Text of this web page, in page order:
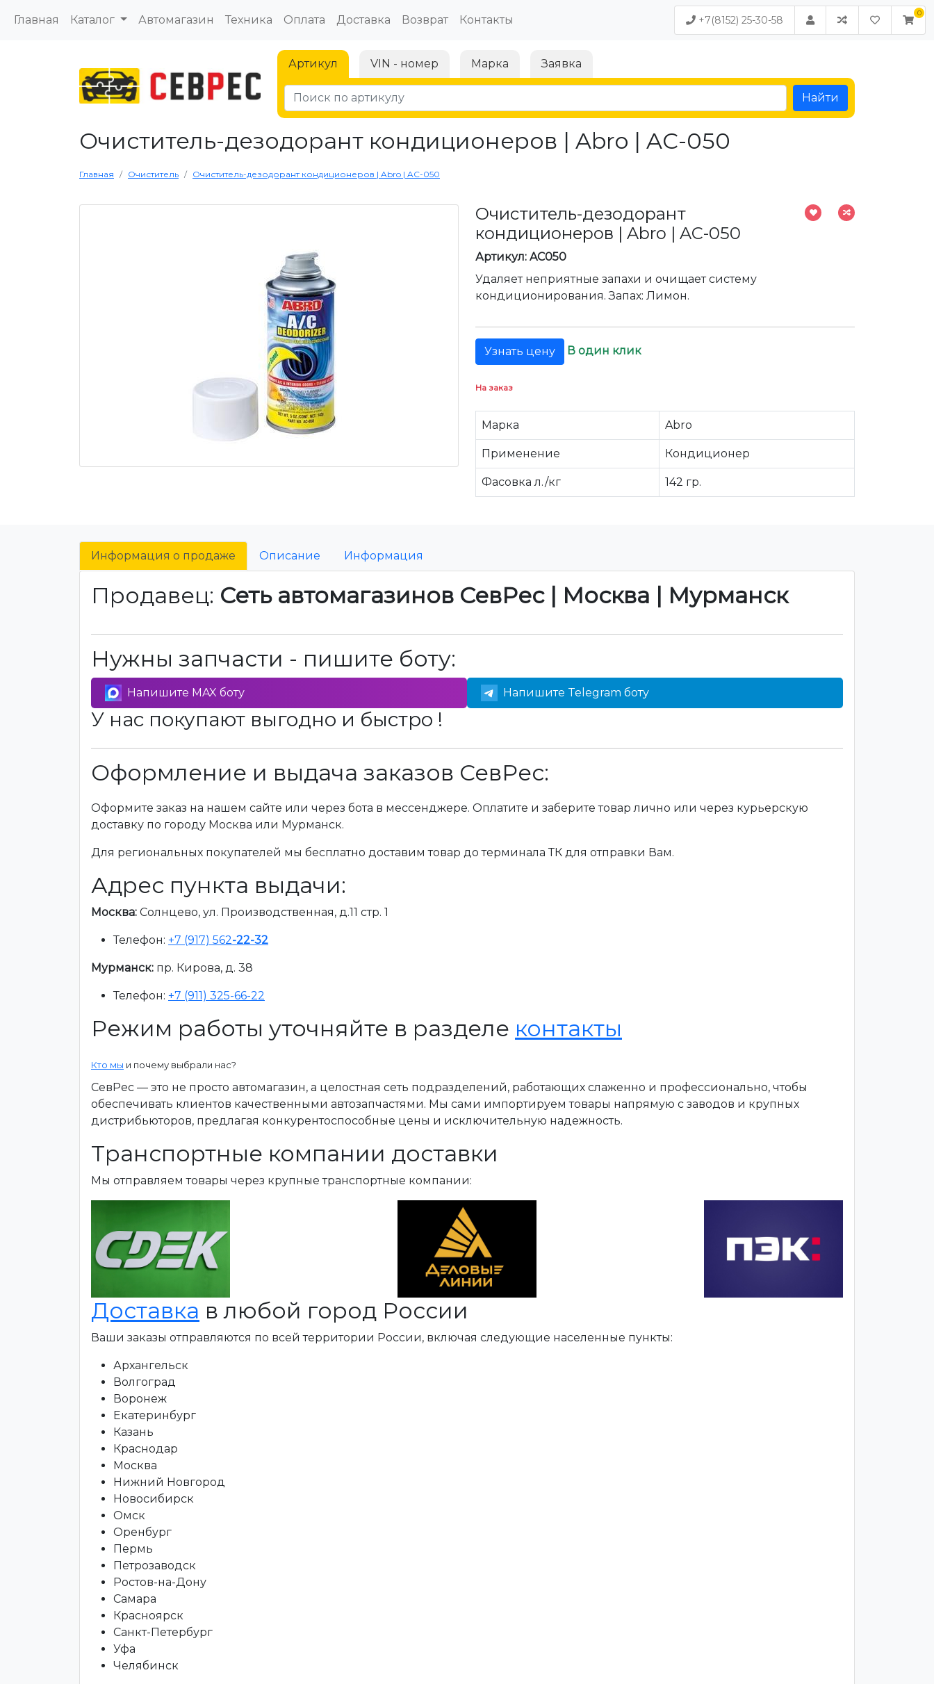
Главная Каталог Автомагазин Техника Оплата Доставка Возврат Контакты +7(8152) 25-30-58
Артикул VIN - номер Марка Заявка
Найти
Очиститель-дезодорант кондиционеров | Abro | AC-050
Главная Очиститель Очиститель-дезодорант кондиционеров | Abro | AC-050
Очиститель-дезодорант
кондиционеров | Abro | AC-050
Артикул: AC050
Удаляет неприятные запахи и очищает систему
кондиционирования. Запах: Лимон.
Узнать цену В один клик
На заказ
Марка Abro
Применение Кондиционер
Фасовка л./кг 142 гр.
Информация о продаже Описание Информация
Продавец: Сеть автомагазинов СевРес | Москва | Мурманск
Нужны запчасти - пишите боту:
Напишите MAX боту Напишите Telegram боту
У нас покупают выгодно и быстро !
Оформление и выдача заказов СевРес:
Оформите заказ на нашем сайте или через бота в мессенджере. Оплатите и заберите товар лично или через курьерскую
доставку по городу Москва или Мурманск.
Для региональных покупателей мы бесплатно доставим товар до терминала ТК для отправки Вам.
Адрес пункта выдачи:
Москва: Солнцево, ул. Производственная, д.11 стр. 1
Телефон: +7 (917) 562-22-32
Мурманск: пр. Кирова, д. 38
Телефон: +7 (911) 325-66-22
Режим работы уточняйте в разделе контакты
Кто мы и почему выбрали нас?
СевРес — это не просто автомагазин, а целостная сеть подразделений, работающих слаженно и профессионально, чтобы
обеспечивать клиентов качественными автозапчастями. Мы сами импортируем товары напрямую с заводов и крупных
дистрибьюторов, предлагая конкурентоспособные цены и исключительную надежность.
Транспортные компании доставки
Мы отправляем товары через крупные транспортные компании:
Доставка в любой город России
Ваши заказы отправляются по всей территории России, включая следующие населенные пункты:
Архангельск
Волгоград
Воронеж
Екатеринбург
Казань
Краснодар
Москва
Нижний Новгород
Новосибирск
Омск
Оренбург
Пермь
Петрозаводск
Ростов-на-Дону
Самара
Красноярск
Санкт-Петербург
Уфа
Челябинск